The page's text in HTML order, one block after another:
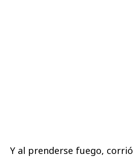
Y al prenderse fuego,